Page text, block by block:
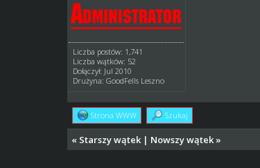
Liczba postów: 1,741
Liczba wątków: 52
Dołączył: Jul 2010
Drużyna: GoodFells Leszno
Strona WWW Szukaj
« Starszy wątek | Nowszy wątek »